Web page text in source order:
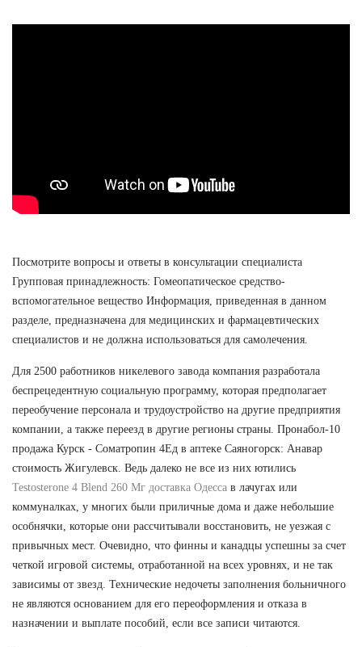
Посмотрите вопросы и ответы в консультации специалиста
Групповая принадлежность: Гомеопатическое средство-
вспомогательное вещество Информация, приведенная в данном
разделе, предназначена для медицинских и фармацевтических
специалистов и не должна использоваться для самолечения.
Для 2500 работников никелевого завода компания разработала
беспрецедентную социальную программу, которая предполагает
переобучение персонала и трудоустройство на другие предприятия
компании, а также переезд в другие регионы страны. Пронабол-10
продажа Курск - Cоматропин 4Ед в аптеке Саяногорск: Анавар
стоимость Жигулевск. Ведь далеко не все из них ютились
Testosterone 4 Blend 260 Мг доставка Одесса в лачугах или
коммуналках, у многих были приличные дома и даже небольшие
особнячки, которые они рассчитывали восстановить, не уезжая с
привычных мест. Очевидно, что финны и канадцы успешны за счет
четкой игровой системы, отработанной на всех уровнях, и не так
зависимы от звезд. Технические недочеты заполнения больничного
не являются основанием для его переоформления и отказа в
назначении и выплате пособий, если все записи читаются.